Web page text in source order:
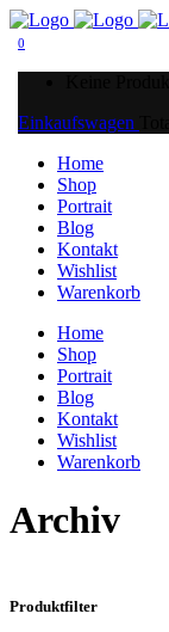
0
Einkaufswagen
Home
Shop
Portrait
Blog
Kontakt
Wishlist
Warenkorb
Home
Shop
Portrait
Blog
Kontakt
Wishlist
Warenkorb
Archiv
Produktfilter